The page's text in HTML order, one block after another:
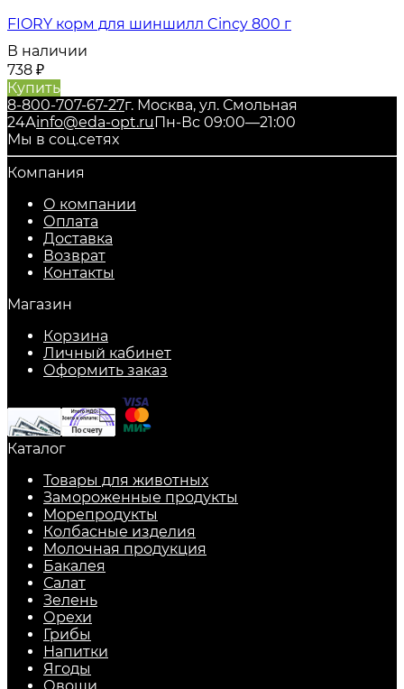
FIORY корм для шиншилл Cincy 800 г
В наличии
738 ₽
Купить
8-800-707-67-27г. Москва, ул. Смольная
24Аinfo@eda-opt.ruПн-Вс 09:00—21:00
Мы в соц.сетях
Компания
О компании
Оплата
Доставка
Возврат
Контакты
Магазин
Корзина
Личный кабинет
Оформить заказ
Каталог
Товары для животных
Замороженные продукты
Морепродукты
Колбасные изделия
Молочная продукция
Бакалея
Салат
Зелень
Орехи
Грибы
Напитки
Ягоды